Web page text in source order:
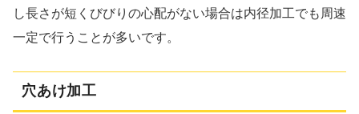
し長さが短くびびりの心配がない場合は内径加工でも周速
一定で行うことが多いです。
穴あけ加工